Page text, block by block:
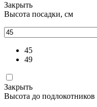
Закрыть
Высота посадки, см
45
49
Закрыть
Высота до подлокотников